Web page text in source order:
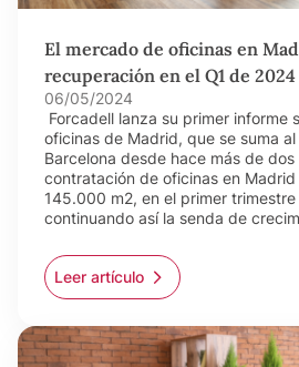
El mercado de oficinas en
recuperación en el Q1 de 2024
06/05/2024
Forcadell lanza su primer informe
oficinas de Madrid, que se suma
Barcelona desde hace más de
contratación de oficinas en
145.000 m2, en el primer
continuando así la senda de
Leer artículo